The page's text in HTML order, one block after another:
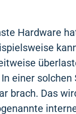
Hardware
einer
brach. Das